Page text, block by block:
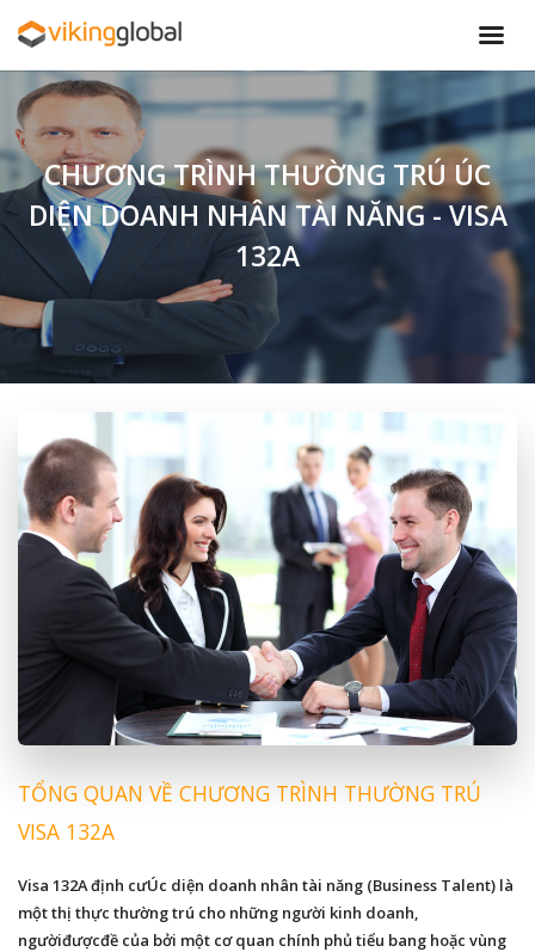
CHƯƠNG TRÌNH THƯỜNG TRÚ ÚC
DIỆN DOANH NHÂN TÀI NĂNG - VISA
132A
TỔNG QUAN VỀ CHƯƠNG TRÌNH THƯỜNG TRÚ
VISA 132A
Visa 132A định cưÚc diện doanh nhân tài năng (Business Talent) là
một thị thực thường trú cho những người kinh doanh,
ngườiđượcđề của bởi một cơ quan chính phủ tiểu bang hoặc vùng